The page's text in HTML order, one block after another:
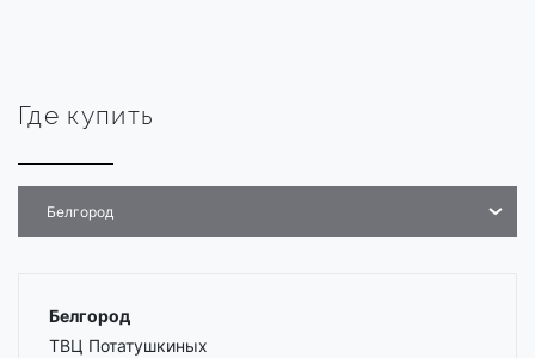
Где купить
Белгород
Белгород
ТВЦ Потатушкиных